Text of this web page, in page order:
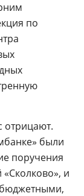
по
отрицают.
были
поручения
и
бюджетными,